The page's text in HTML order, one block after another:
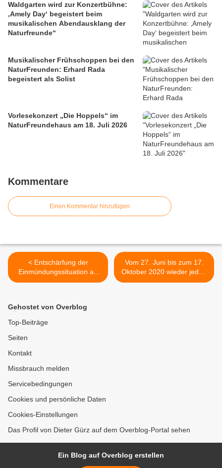
Waldgarten wird zur Konzertbühne:
‚Amely Day‘ begeistert beim
musikalischen Abendausklang der
Naturfreunde“
Musikalischer Frühschoppen bei den
NaturFreunden: Erhard Rada
begeistert als Solist
Vorlesekonzert „Die Hoppels“ im
NaturFreundehaus am 18. Juli 2026
Kommentare
Einen Kommentar hinzufügen
< Entschärfung der
Einmündungssituation an
der Kreisstraße WÜ
Veitshöchheimer Altort
erhielt Linksabbiegespur
Vom 27. Juni bis zum 17.
Oktober 2020 wieder jeden
Samstag öffentliche
Gehostet von Overblog
Top-Beiträge
Seiten
Kontakt
Missbrauch melden
Servicebedingungen
Cookies und persönliche Daten
Cookies-Einstellungen
Das Profil von Dieter Gürz auf dem Overblog-Portal sehen
Ein Blog auf Overblog erstellen